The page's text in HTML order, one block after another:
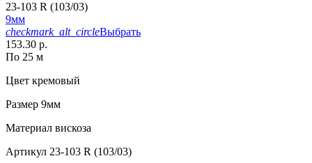
23-103 R (103/03)
9мм
checkmark_alt_circleВыбрать
153.30 р.
По 25 м
Цвет кремовый
Размер 9мм
Материал вискоза
Артикул 23-103 R (103/03)